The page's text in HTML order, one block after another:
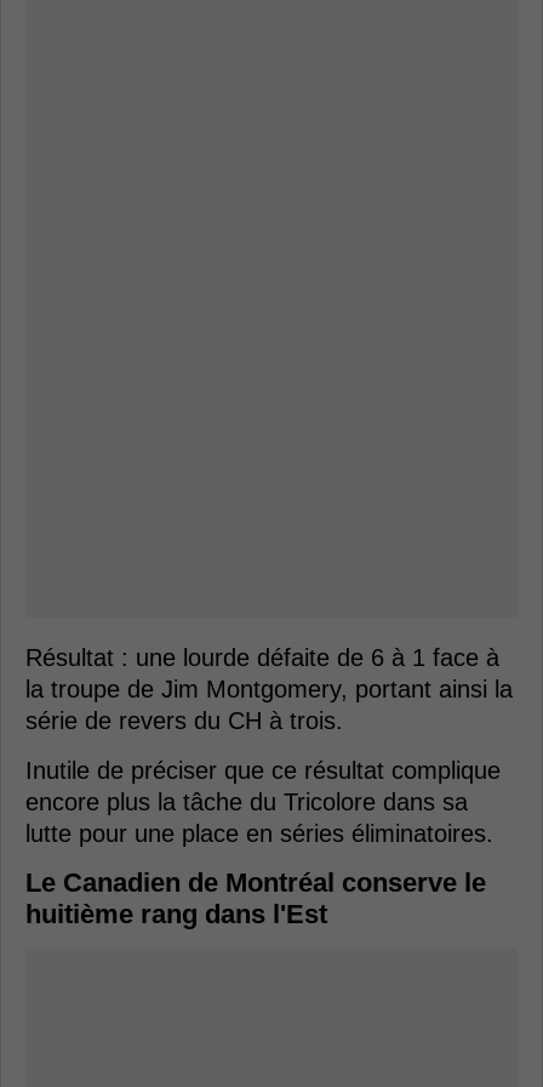
Résultat : une lourde défaite de 6 à 1 face à
la troupe de Jim Montgomery, portant ainsi la
série de revers du CH à trois.
Inutile de préciser que ce résultat complique
encore plus la tâche du Tricolore dans sa
lutte pour une place en séries éliminatoires.
Le Canadien de Montréal conserve le
huitième rang dans l'Est